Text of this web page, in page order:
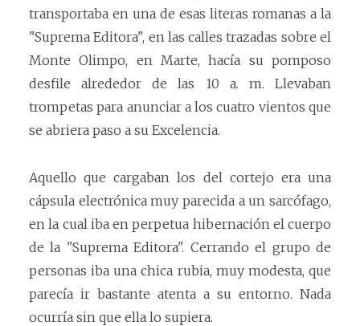
transportaba en una de esas literas romanas a la
"Suprema Editora", en las calles trazadas sobre el
Monte Olimpo, en Marte, hacía su pomposo
desfile alrededor de las 10 a. m. Llevaban
trompetas para anunciar a los cuatro vientos que
se abriera paso a su Excelencia.
Aquello que cargaban los del cortejo era una
cápsula electrónica muy parecida a un sarcófago,
en la cual iba en perpetua hibernación el cuerpo
de la "Suprema Editora". Cerrando el grupo de
personas iba una chica rubia, muy modesta, que
parecía ir bastante atenta a su entorno. Nada
ocurría sin que ella lo supiera.